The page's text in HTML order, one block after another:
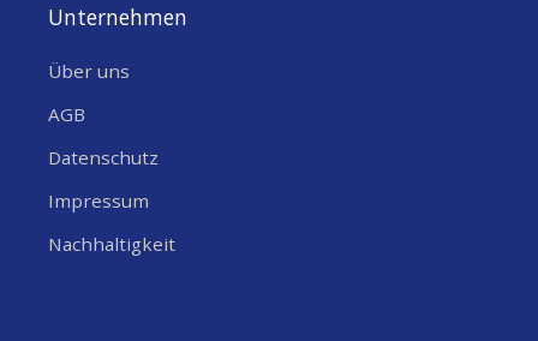
Unternehmen
Über uns
AGB
Datenschutz
Impressum
Nachhaltigkeit